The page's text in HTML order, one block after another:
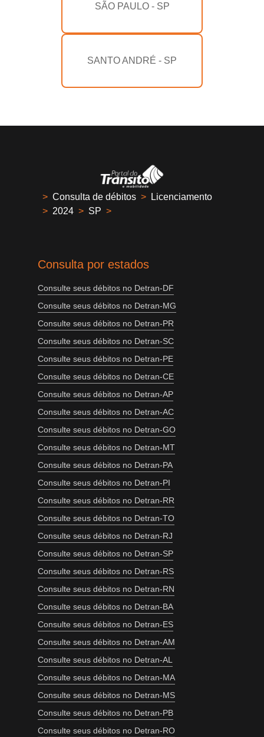
SÃO PAULO - SP
SANTO ANDRÉ - SP
> Consulta de débitos >
Licenciamento
> 2024 > SP >
Consulta por estados
Consulte seus débitos no Detran-DF
Consulte seus débitos no Detran-MG
Consulte seus débitos no Detran-PR
Consulte seus débitos no Detran-SC
Consulte seus débitos no Detran-PE
Consulte seus débitos no Detran-CE
Consulte seus débitos no Detran-AP
Consulte seus débitos no Detran-AC
Consulte seus débitos no Detran-GO
Consulte seus débitos no Detran-MT
Consulte seus débitos no Detran-PA
Consulte seus débitos no Detran-PI
Consulte seus débitos no Detran-RR
Consulte seus débitos no Detran-TO
Consulte seus débitos no Detran-RJ
Consulte seus débitos no Detran-SP
Consulte seus débitos no Detran-RS
Consulte seus débitos no Detran-RN
Consulte seus débitos no Detran-BA
Consulte seus débitos no Detran-ES
Consulte seus débitos no Detran-AM
Consulte seus débitos no Detran-AL
Consulte seus débitos no Detran-MA
Consulte seus débitos no Detran-MS
Consulte seus débitos no Detran-PB
Consulte seus débitos no Detran-RO